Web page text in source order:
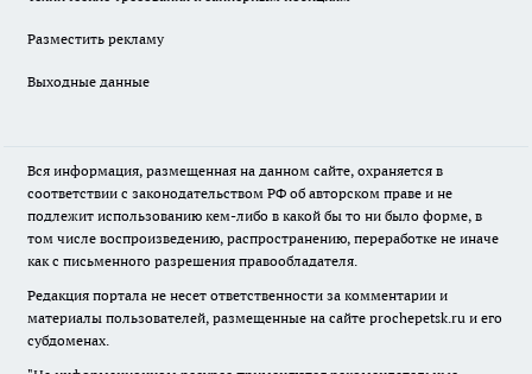
Разместить рекламу
Выходные данные
Вся информация, размещенная на данном сайте, охраняется в
соответствии с законодательством РФ об авторском праве и не
подлежит использованию кем-либо в какой бы то ни было форме, в
том числе воспроизведению, распространению, переработке не иначе
как с письменного разрешения правообладателя.
Редакция портала не несет ответственности за комментарии и
материалы пользователей, размещенные на сайте prochepetsk.ru и его
субдоменах.